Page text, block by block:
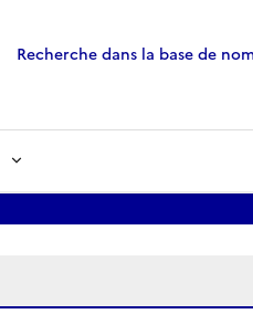
Recherche dans la base de